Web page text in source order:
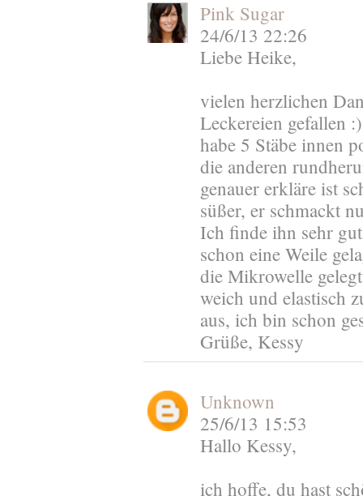
Pink Sugar
24/6/13 22:26
Liebe Heike,
vielen herzlichen
Leckereien gefallen
habe 5 Stäbe innen
die anderen
genauer erkläre ist
süßer, er schmackt
Ich finde ihn sehr
schon eine Weile
die Mikrowelle
weich und elastisch
aus, ich bin schon
Grüße, Kessy
Unknown
25/6/13 15:53
Hallo Kessy,
ich hoffe, du hast